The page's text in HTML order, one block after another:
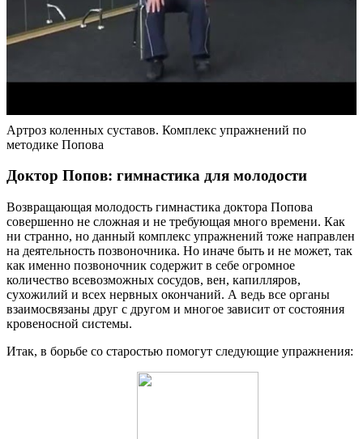
Артроз коленных суставов. Комплекс упражнений по
методике Попова
Доктор Попов: гимнастика для молодости
Возвращающая молодость гимнастика доктора Попова
совершенно не сложная и не требующая много времени. Как
ни странно, но данный комплекс упражнений тоже направлен
на деятельность позвоночника. Но иначе быть и не может, так
как именно позвоночник содержит в себе огромное
количество всевозможных сосудов, вен, капилляров,
сухожилий и всех нервных окончаний. А ведь все органы
взаимосвязаны друг с другом и многое зависит от состояния
кровеносной системы.
Итак, в борьбе со старостью помогут следующие упражнения: